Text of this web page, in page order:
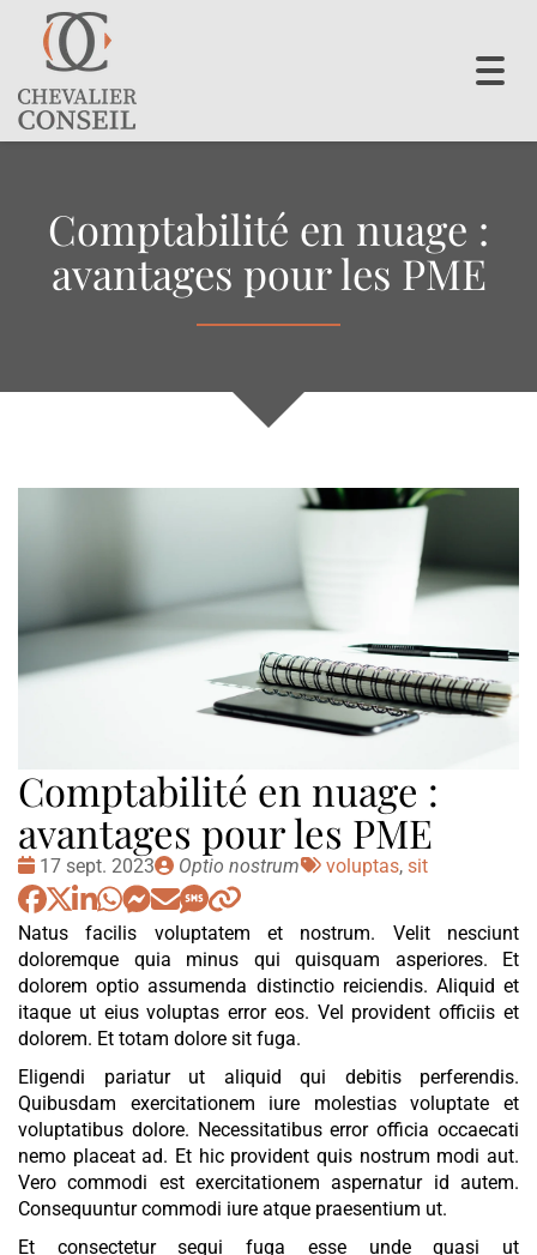
Comptabilité en nuage :
avantages pour les PME
Comptabilité en nuage :
avantages pour les PME
Date
:
17 sept. 2023
Publié
par
Optio nostrum
Tags
voluptas, sit
Natus facilis voluptatem et nostrum. Velit nesciunt
doloremque quia minus qui quisquam asperiores. Et
dolorem optio assumenda distinctio reiciendis. Aliquid et
itaque ut eius voluptas error eos. Vel provident officiis et
dolorem. Et totam dolore sit fuga.
Eligendi pariatur ut aliquid qui debitis perferendis.
Quibusdam exercitationem iure molestias voluptate et
voluptatibus dolore. Necessitatibus error officia occaecati
nemo placeat ad. Et hic provident quis nostrum modi aut.
Vero commodi est exercitationem aspernatur id autem.
Consequuntur commodi iure atque praesentium ut.
Et consectetur sequi fuga esse unde quasi ut